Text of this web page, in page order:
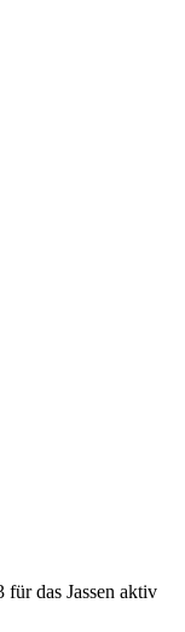
für das Jassen aktiv